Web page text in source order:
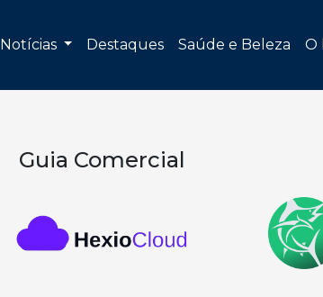
Notícias Destaques Saúde e Beleza O
Guia Comercial